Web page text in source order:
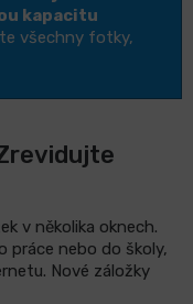
kapacitu
všechny fotky,
v několika oknech.
práce nebo do školy,
Nové záložky